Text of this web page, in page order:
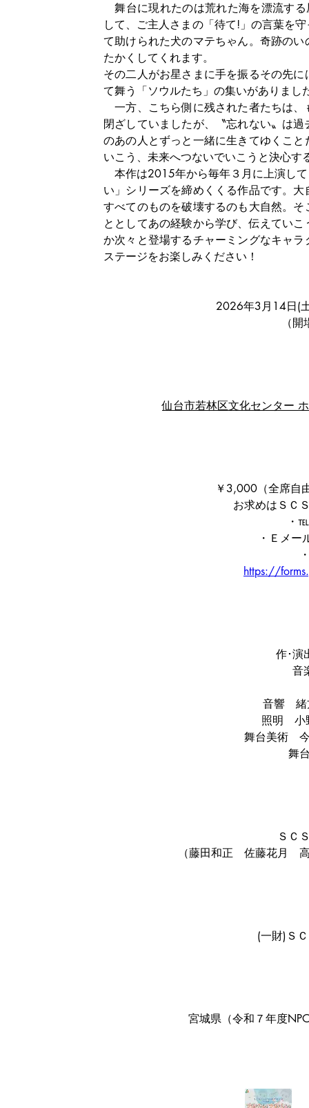
舞台に現れたのは荒れた海を漂流す
して、ご主人さまの「待て!」の言葉を
て助けられた犬のマテちゃん。奇跡の
たかくしてくれます。
その二人がお星さまに手を振るその先
て舞う「ソウルたち」の集いがありま
一方、こちら側に残された者たちは
閉ざしていましたが、〝忘れない〟は
のあの人とずっと一緒に生きてゆくこ
いこう、未来へつないでいこうと決心す
本作は2015年から毎年３月に上演し
い」シリーズを締めくくる作品です。
すべてのものを破壊するのも大自然。
ととしてあの経験から学び、伝えてい
か次々と登場するチャーミングなキャ
ステージをお楽しみください！
2026年3月14日(
（
仙台市若林区文化センター
￥3,000（全席自
お求めはＳＣ
・
・Ｅメ
https://
作･演
音
音響　
照明　小
舞台美術　
舞
ＳＣ
（藤田和正　佐藤花月　
(一財)Ｓ
宮城県（令和７年度